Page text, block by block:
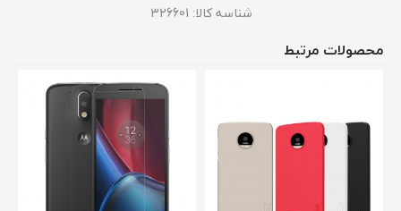
شناسه کالا: 326601
محصولات مرتبط